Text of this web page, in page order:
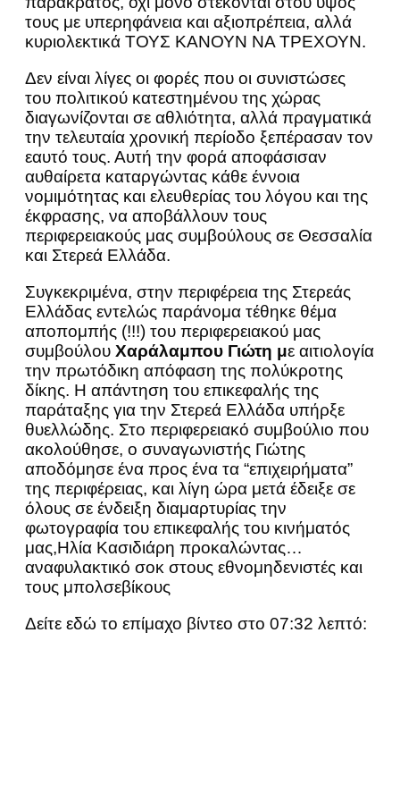
τους με υπερηφάνεια και αξιοπρέπεια, αλλά
κυριολεκτικά ΤΟΥΣ ΚΑΝΟΥΝ ΝΑ ΤΡΕΧΟΥΝ.
Δεν είναι λίγες οι φορές που οι συνιστώσες
του πολιτικού κατεστημένου της χώρας
διαγωνίζονται σε αθλιότητα, αλλά πραγματικά
την τελευταία χρονική περίοδο ξεπέρασαν τον
εαυτό τους. Αυτή την φορά αποφάσισαν
αυθαίρετα καταργώντας κάθε έννοια
νομιμότητας και ελευθερίας του λόγου και της
έκφρασης, να αποβάλλουν τους
περιφερειακούς μας συμβούλους σε Θεσσαλία
και Στερεά Ελλάδα.
Συγκεκριμένα, στην περιφέρεια της Στερεάς
Ελλάδας εντελώς παράνομα τέθηκε θέμα
αποπομπής (!!!) του περιφερειακού μας
συμβούλου Χαράλαμπου Γιώτη με αιτιολογία
την πρωτόδικη απόφαση της πολύκροτης
δίκης. Η απάντηση του επικεφαλής της
παράταξης για την Στερεά Ελλάδα υπήρξε
θυελλώδης. Στο περιφερειακό συμβούλιο που
ακολούθησε, ο συναγωνιστής Γιώτης
αποδόμησε ένα προς ένα τα “επιχειρήματα”
της περιφέρειας, και λίγη ώρα μετά έδειξε σε
όλους σε ένδειξη διαμαρτυρίας την
φωτογραφία του επικεφαλής του κινήματός
μας,Ηλία Κασιδιάρη προκαλώντας…
αναφυλακτικό σοκ στους εθνομηδενιστές και
τους μπολσεβίκους
Δείτε εδώ το επίμαχο βίντεο στο 07:32 λεπτό: